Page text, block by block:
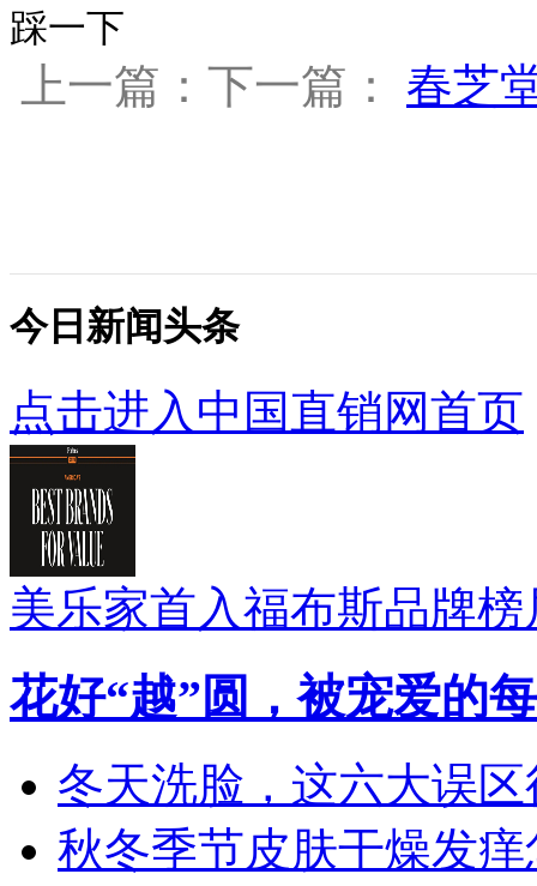
踩一下
上一篇：下一篇： 春芝
今日新闻头条
点击进入中国直销网首页
美乐家首入福布斯品牌
花好“越”圆，被宠爱的
冬天洗脸，这六大误
秋冬季节皮肤干燥发痒